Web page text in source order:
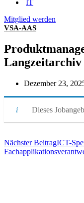
IT
Mitglied werden
VSA-AAS
Langzeitarchiv
Dezember 23,
Dieses
Nächster BeitragICT-